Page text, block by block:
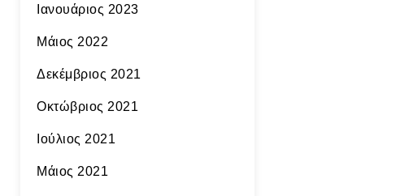
Ιανουάριος 2023
Μάιος 2022
Δεκέμβριος 2021
Οκτώβριος 2021
Ιούλιος 2021
Μάιος 2021